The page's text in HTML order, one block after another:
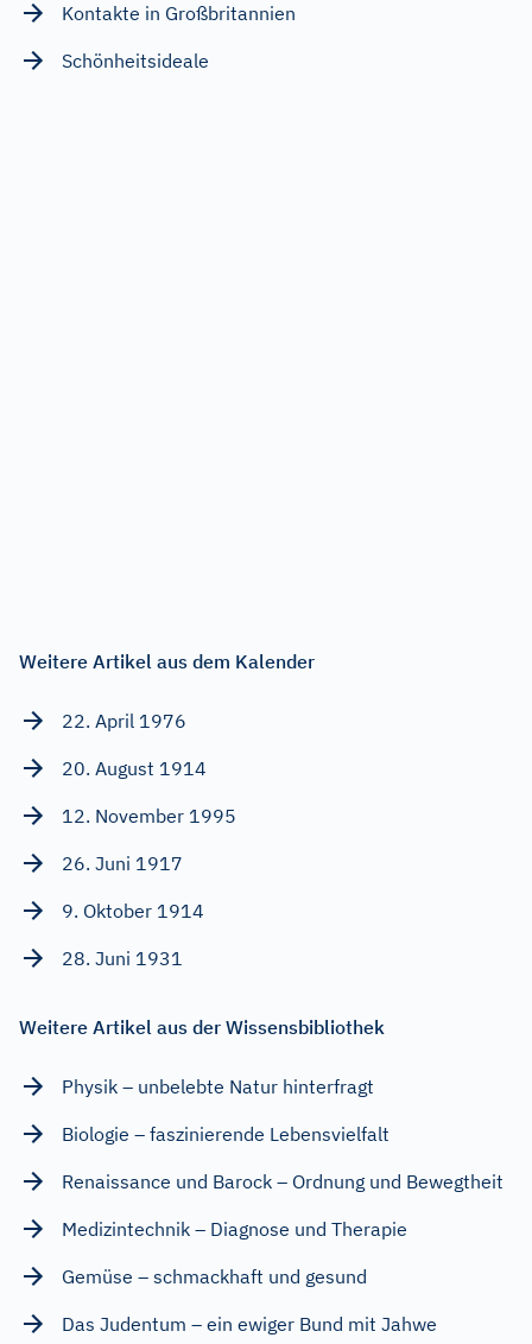
Kontakte in Großbritannien
Schönheitsideale
Weitere Artikel aus dem Kalender
22. April 1976
20. August 1914
12. November 1995
26. Juni 1917
9. Oktober 1914
28. Juni 1931
Weitere Artikel aus der Wissensbibliothek
Physik – unbelebte Natur hinterfragt
Biologie – faszinierende Lebensvielfalt
Renaissance und Barock – Ordnung und Bewegtheit
Medizintechnik – Diagnose und Therapie
Gemüse – schmackhaft und gesund
Das Judentum – ein ewiger Bund mit Jahwe